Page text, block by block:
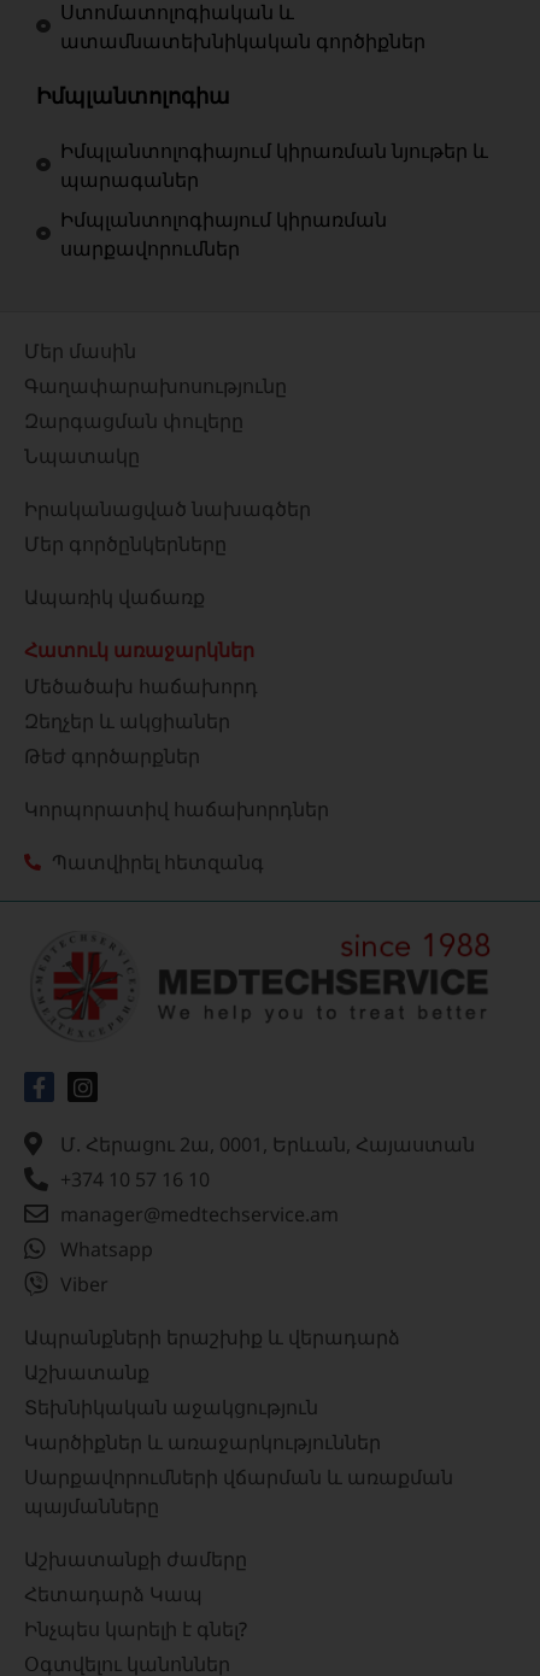
Ստոմատոլոգիական և
ատամնատեխնիկական գործիքներ
Իմպլանտոլոգիա
Իմպլանտոլոգիայում կիրառման նյութեր և
պարագաներ
Իմպլանտոլոգիայում կիրառման
սարքավորումներ
Մեր մասին
Գաղափարախոսությունը
Զարգացման փուլերը
Նպատակը
Իրականացված նախագծեր
Մեր գործընկերները
Ապառիկ վաճառք
Հատուկ առաջարկներ
Մեծածախ հաճախորդ
Զեղչեր և ակցիաներ
Թեժ գործարքներ
Կորպորատիվ հաճախորդներ
Պատվիրել հետզանգ
Մ. Հերացու 2ա, 0001, Երևան, Հայաստան
+374 10 57 16 10
manager@medtechservice.am
Whatsapp
Viber
Ապրանքների երաշխիք և վերադարձ
Աշխատանք
Տեխնիկական աջակցություն
Կարծիքներ և առաջարկություններ
Սարքավորումների վճարման և առաքման
պայմանները
Աշխատանքի ժամերը
Հետադարձ Կապ
Ինչպես կարելի է գնել?
Օգտվելու կանոններ